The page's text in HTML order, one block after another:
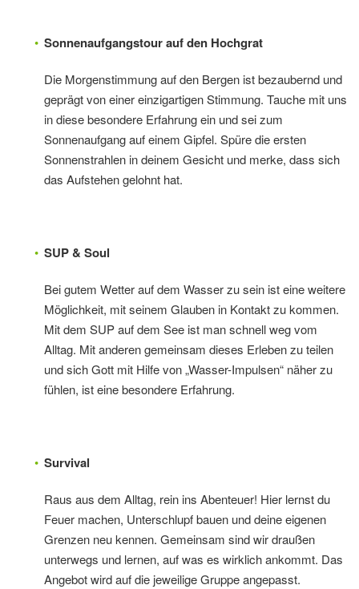
Sonnenaufgangstour auf den Hochgrat
Die Morgenstimmung auf den Bergen ist bezaubernd und
geprägt von einer einzigartigen Stimmung. Tauche mit uns
in diese besondere Erfahrung ein und sei zum
Sonnenaufgang auf einem Gipfel. Spüre die ersten
Sonnenstrahlen in deinem Gesicht und merke, dass sich
das Aufstehen gelohnt hat.
SUP & Soul
Bei gutem Wetter auf dem Wasser zu sein ist eine weitere
Möglichkeit, mit seinem Glauben in Kontakt zu kommen.
Mit dem SUP auf dem See ist man schnell weg vom
Alltag. Mit anderen gemeinsam dieses Erleben zu teilen
und sich Gott mit Hilfe von „Wasser-Impulsen“ näher zu
fühlen, ist eine besondere Erfahrung.
Survival
Raus aus dem Alltag, rein ins Abenteuer! Hier lernst du
Feuer machen, Unterschlupf bauen und deine eigenen
Grenzen neu kennen. Gemeinsam sind wir draußen
unterwegs und lernen, auf was es wirklich ankommt. Das
Angebot wird auf die jeweilige Gruppe angepasst.